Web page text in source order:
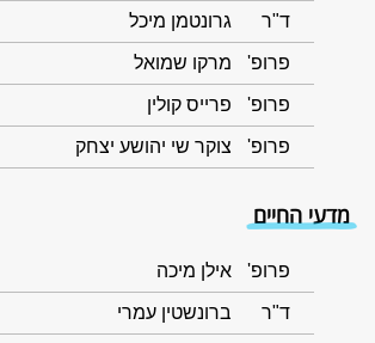
ד"ר גרונטמן מיכל
פרופ' מרקו שמואל
פרופ' פרייס קולין
פרופ' צוקר שי יהושע יצחק
מדעי החיים
פרופ' אילן מיכה
ד"ר ברונשטין עמרי